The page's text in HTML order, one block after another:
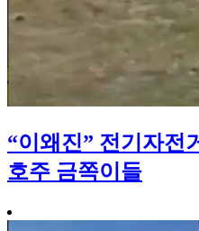
“이왜진” 전기자전
호주 금쪽이들